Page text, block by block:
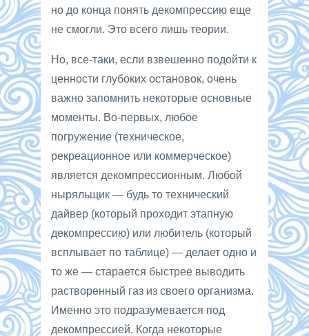
но до конца понять декомпрессию еще
не смогли. Это всего лишь теории.
Но, все-таки, если взвешенно подойти к
ценности глубоких остановок, очень
важно запомнить некоторые основные
моменты. Во-первых, любое
погружение (техническое,
рекреационное или коммерческое)
является декомпрессионным. Любой
ныряльщик — будь то технический
дайвер (который проходит этапную
декомпрессию) или любитель (который
всплывает по таблице) — делает одно и
то же — старается быстрее выводить
растворенный газ из своего организма.
Именно это подразумевается под
декомпрессией. Когда некоторые